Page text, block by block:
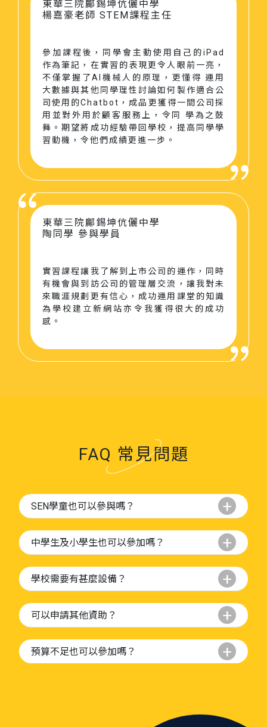
東華三院鄺錫坤伉儷中學
楊嘉豪老師 STEM課程主任
參加課程後，同學會主動使用自己的iPad
作為筆記，在實習的表現更令人眼前一亮，
不僅掌握了AI機械人的原理，更懂得 運用
大數據與其他同學理性討論如何製作適合公
司使用的Chatbot，成品更獲得一間公司採
用並對外用於顧客服務上，令同 學為之鼓
舞。期望將成功經驗帶回學校，提高同學學
習動機，令他們成績更進一步。
東華三院鄺錫坤伉儷中學
陶同學 參與學員
實習課程讓我了解到上市公司的運作，同時
有機會與到訪公司的管理層交流，讓我對未
來職涯規劃更有信心，成功運用課堂的知識
為學校建立新網站亦令我獲得很大的成功
感。
FAQ 常見問題
SEN學童也可以參與嗎？
中學生及小學生也可以參加嗎？
學校需要有甚麼設備？
可以申請其他資助？
預算不足也可以參加嗎？